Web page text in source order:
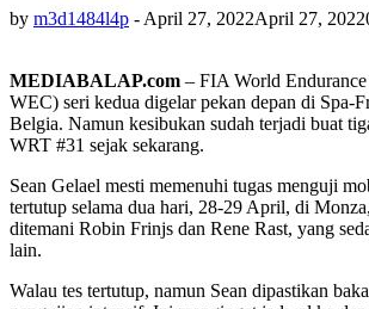
by m3d1484l4p - April 27, 2022April 27, 2022
MEDIABALAP.com – FIA World
WEC) seri kedua digelar pekan depan di Spa-
Belgia. Namun kesibukan sudah terjadi buat
WRT #31 sejak sekarang.
Sean Gelael mesti memenuhi tugas menguji
tertutup selama dua hari, 28-29 April, di
ditemani Robin Frinjs dan Rene Rast, yang
lain.
Walau tes tertutup, namun Sean dipastikan